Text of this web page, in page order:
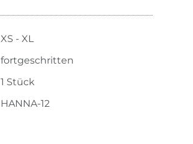
XS - XL
fortgeschritten
1 Stück
HANNA-12